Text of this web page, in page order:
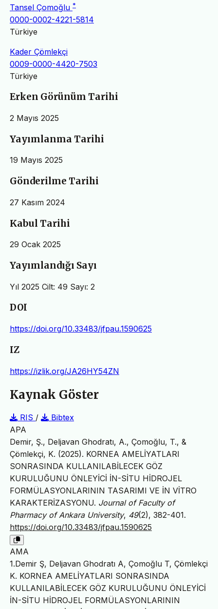
Tansel Çomoğlu *
0000-0002-4221-5814
Türkiye
Kader Çömlekçi
0009-0000-4420-7503
Türkiye
Erken Görünüm Tarihi
2 Mayıs 2025
Yayımlanma Tarihi
19 Mayıs 2025
Gönderilme Tarihi
27 Kasım 2024
Kabul Tarihi
29 Ocak 2025
Yayımlandığı Sayı
Yıl 2025 Cilt: 49 Sayı: 2
DOI
https://doi.org/10.33483/jfpau.1590625
IZ
https://izlik.org/JA26HY54ZN
Kaynak Göster
RIS /
Bibtex
APA
Demir, Ş., Deljavan Ghodratı, A., Çomoğlu, T., &
Çömlekçi, K. (2025). KORNEA AMELİYATLARI
SONRASINDA KULLANILABİLECEK GÖZ
KURULUĞUNU ÖNLEYİCİ İN-SİTU HİDROJEL
FORMÜLASYONLARININ TASARIMI VE İN VİTRO
KARAKTERİZASYONU. Journal of Faculty of
Pharmacy of Ankara University, 49(2), 382-401.
https://doi.org/10.33483/jfpau.1590625
AMA
1.Demir Ş, Deljavan Ghodratı A, Çomoğlu T, Çömlekçi
K. KORNEA AMELİYATLARI SONRASINDA
KULLANILABİLECEK GÖZ KURULUĞUNU ÖNLEYİCİ
İN-SİTU HİDROJEL FORMÜLASYONLARININ